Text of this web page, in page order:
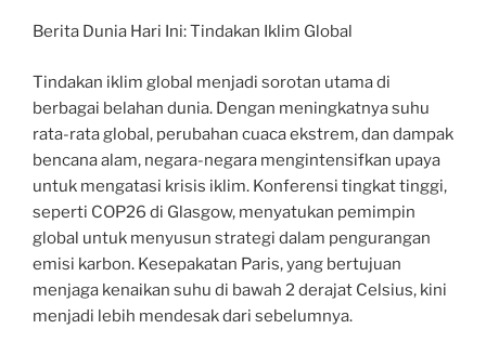
Berita Dunia Hari Ini: Tindakan Iklim Global
Tindakan iklim global menjadi sorotan utama di
berbagai belahan dunia. Dengan meningkatnya suhu
rata-rata global, perubahan cuaca ekstrem, dan dampak
bencana alam, negara-negara mengintensifkan upaya
untuk mengatasi krisis iklim. Konferensi tingkat tinggi,
seperti COP26 di Glasgow, menyatukan pemimpin
global untuk menyusun strategi dalam pengurangan
emisi karbon. Kesepakatan Paris, yang bertujuan
menjaga kenaikan suhu di bawah 2 derajat Celsius, kini
menjadi lebih mendesak dari sebelumnya.